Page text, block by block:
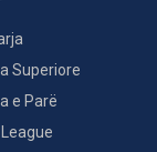
Superiore
e Parë